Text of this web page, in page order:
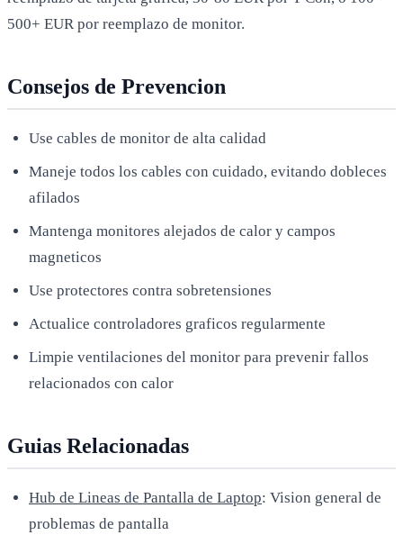
500+ EUR por reemplazo de monitor.
Consejos de Prevencion
Use cables de monitor de alta calidad
Maneje todos los cables con cuidado, evitando dobleces
afilados
Mantenga monitores alejados de calor y campos
magneticos
Use protectores contra sobretensiones
Actualice controladores graficos regularmente
Limpie ventilaciones del monitor para prevenir fallos
relacionados con calor
Guias Relacionadas
Hub de Lineas de Pantalla de Laptop: Vision general de
problemas de pantalla